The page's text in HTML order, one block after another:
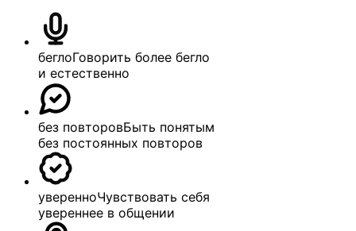
беглоГоворить более бегло
и естественно
без повторовБыть понятым
без постоянных повторов
уверенноЧувствовать себя
увереннее в общении